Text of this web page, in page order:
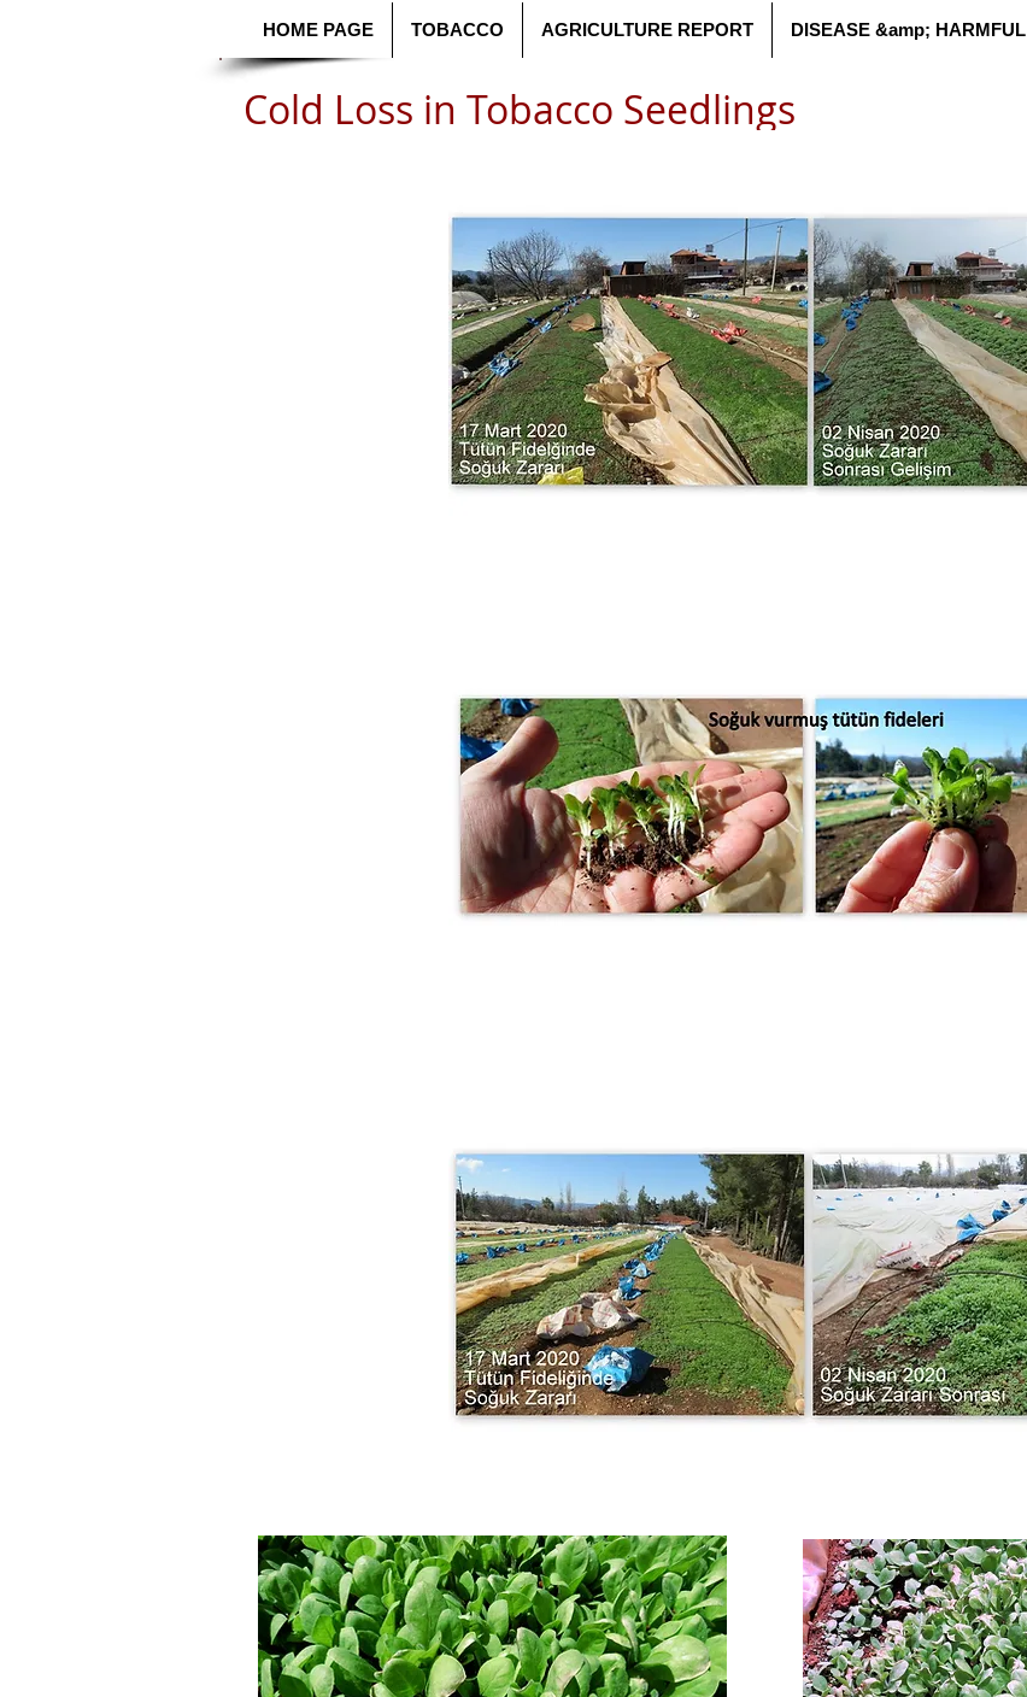
HOME PAGE TOBACCO AGRICULTURE REPORT DISEASE &amp; HARMFUL
Cold Loss in Tobacco Seedlings